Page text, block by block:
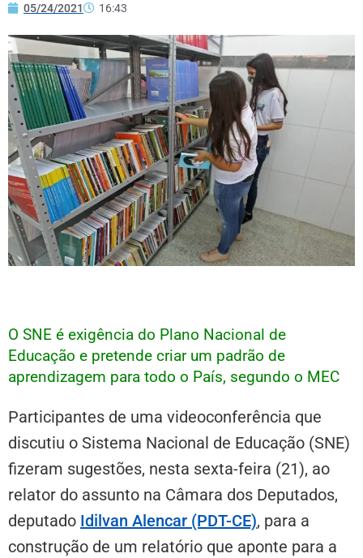
05/24/2021 16:43
O SNE é exigência do Plano Nacional de
Educação e pretende criar um padrão de
aprendizagem para todo o País, segundo o MEC
Participantes de uma videoconferência que
discutiu o Sistema Nacional de Educação (SNE)
fizeram sugestões, nesta sexta-feira (21), ao
relator do assunto na Câmara dos Deputados,
deputado Idilvan Alencar (PDT-CE), para a
construção de um relatório que aponte para a